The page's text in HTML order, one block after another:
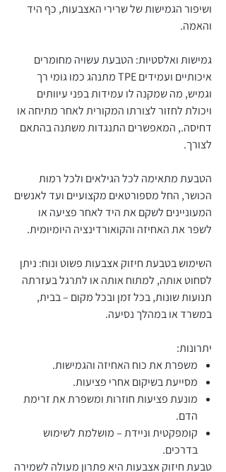
ושיפור הגמישות של שרירי האצבעות, כף היד
והאמה.
גמישות ואלסטיות: הטבעת עשויה מחומרים
איכותיים ועמידים TPE מתנהג כמו גומי רך
וגמיש, מה שמקנה לו עמידות בפני עיוותים
ויכולת לחזור לצורתו המקורית לאחר מתיחה או
דחיסה., המאפשרים התנגדות משתנה בהתאם
לצורך.
הטבעת מתאימה לכל הגילאים ולכל רמות
הכושר, החל מספורטאים מקצועיים ועד לאנשים
המעוניינים לשקם את היד לאחר פציעה או
לשפר את האחיזה והקואורדינציה היומיומית.
השימוש בטבעת חיזוק אצבעות פשוט ונוח: ניתן
לסחוט אותה, למתוח אותה או לתרגל בעזרתה
תנועות שונות, בכל זמן ובכל מקום – בבית,
במשרד או במהלך נסיעה.
יתרונות:
משפרת את כוח האחיזה והגמישות.
מסייעת בשיקום אחרי פציעות.
מונעת פציעות חוזרות ומשפרת את זרימת
הדם.
קומפקטית וניידת – מושלמת לשימוש
בדרכים.
טבעת חיזוק אצבעות היא פתרון מעולה לשמירה